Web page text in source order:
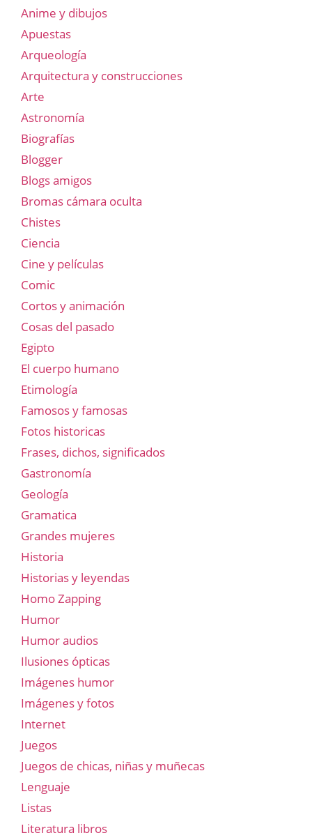
Anime y dibujos
Apuestas
Arqueología
Arquitectura y construcciones
Arte
Astronomía
Biografías
Blogger
Blogs amigos
Bromas cámara oculta
Chistes
Ciencia
Cine y películas
Comic
Cortos y animación
Cosas del pasado
Egipto
El cuerpo humano
Etimología
Famosos y famosas
Fotos historicas
Frases, dichos, significados
Gastronomía
Geología
Gramatica
Grandes mujeres
Historia
Historias y leyendas
Homo Zapping
Humor
Humor audios
Ilusiones ópticas
Imágenes humor
Imágenes y fotos
Internet
Juegos
Juegos de chicas, niñas y muñecas
Lenguaje
Listas
Literatura libros